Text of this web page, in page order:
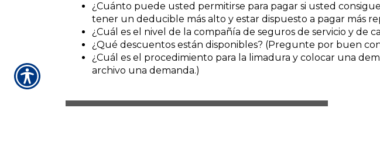
¿Cuánto puede usted permitirse para pagar si usted
tener un deducible más alto y estar dispuesto a pagar más
¿Cuál es el nivel de la compañía de seguros de servicio y de
¿Qué descuentos están disponibles? (Pregunte por buen
¿Cuál es el procedimiento para la limadura y colocar una
archivo una demanda.)